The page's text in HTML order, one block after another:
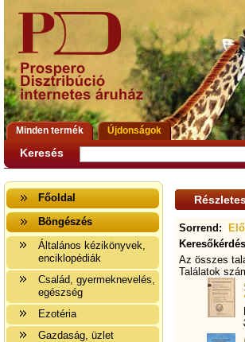
Minden termék Újdonságok
Keresés
Főoldal
Böngészés
Általános kézikönyvek,
enciklopédiák
Család, gyermeknevelés,
egészség
Ezotéria
Gazdaság, üzlet
Sorrend:
Az összes
Találatok